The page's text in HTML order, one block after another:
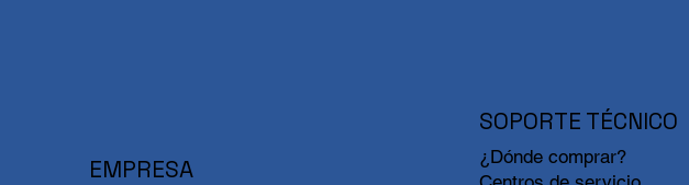
EMPRESA
SOPORTE TÉCNICO
¿Dónde comprar?